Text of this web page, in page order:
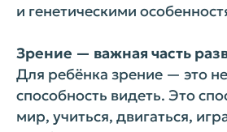
и генетическими
Зрение — важная часть
Для ребёнка зрение — это
способность видеть. Это
мир, учиться, двигаться,